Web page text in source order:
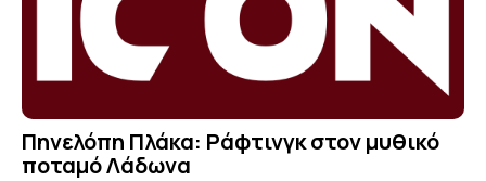
Πηνελόπη Πλάκα: Ράφτινγκ στον μυθικό
ποταμό Λάδωνα